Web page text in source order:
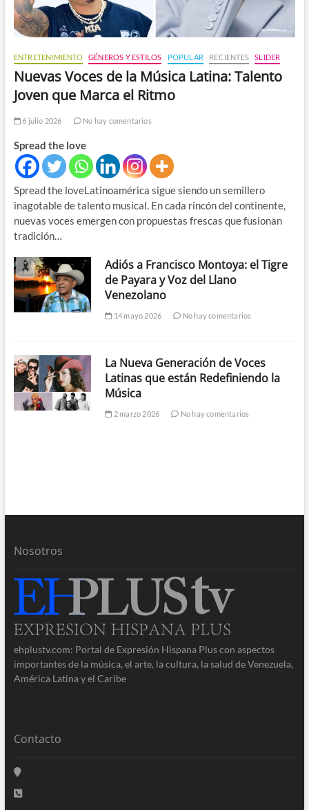
ENTRETENIMIENTO GÉNEROS Y ESTILOS POPULAR RECIENTES SLIDER
Nuevas Voces de la Música Latina: Talento
Joven que Marca el Ritmo
6 julio 2026 No hay comentarios
Spread the love
Spread the loveLatinoamérica sigue siendo un semillero
inagotable de talento musical. En cada rincón del continente,
nuevas voces emergen con propuestas frescas que fusionan
tradición…
Adiós a Francisco Montoya: el Tigre
de Payara y Voz del Llano
Venezolano
14 mayo 2026 No hay comentarios
La Nueva Generación de Voces
Latinas que están Redefiniendo la
Música
2 marzo 2026 No hay comentarios
Nosotros
ehplustv.com: Portal de Expresión Hispana Plus con aspectos
importantes de la música, el arte, la cultura, la salud de Venezuela,
América Latina y el Caribe
Contacto